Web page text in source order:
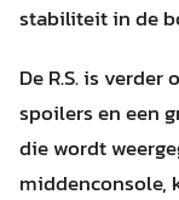
stabiliteit in de
De R.S. is
spoilers en een
die wordt
middenconsole,